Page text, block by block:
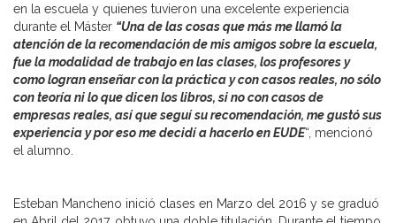
en la escuela y quienes tuvieron una excelente experiencia
durante el Máster “Una de las cosas que más me llamó la
atención de la recomendación de mis amigos sobre la escuela,
fue la modalidad de trabajo en las clases, los profesores y
como logran enseñar con la práctica y con casos reales, no sólo
con teoría ni lo que dicen los libros, si no con casos de
empresas reales, así que seguí su recomendación, me gustó sus
experiencia y por eso me decidí a hacerlo en EUDE“, mencionó
el alumno.
Esteban Mancheno inició clases en Marzo del 2016 y se graduó